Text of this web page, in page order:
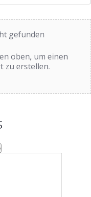
gefunden
oben, um einen
zu erstellen.